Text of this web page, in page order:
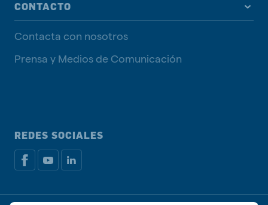
CONTACTO
Contacta con nosotros
Prensa y Medios de Comunicación
REDES SOCIALES